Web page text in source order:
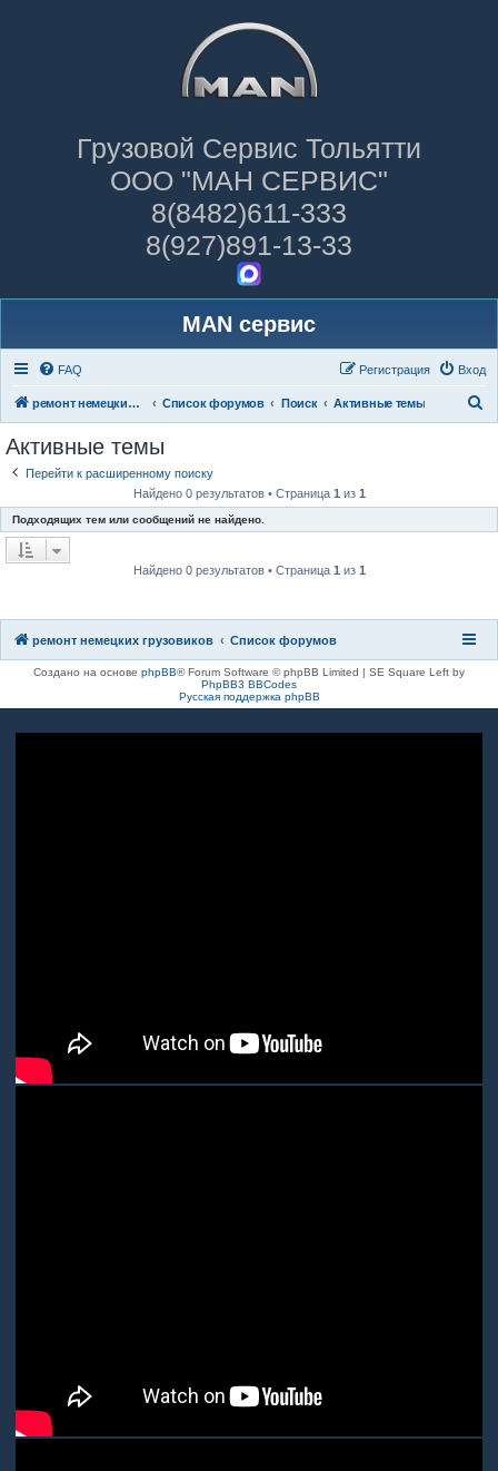
Грузовой Сервис Тольятти
ООО "МАН СЕРВИС"
8(8482)611-333
8(927)891-13-33
MAN сервис
FAQ Вход
Регистрация
ремонт немецких грузовиков Список форумов Поиск Активные темы
к
Активные темы
Перейти к расширенному поиску
Найдено 0 результатов • Страница 1 из 1
Подходящих тем или сообщений не найдено.
Найдено 0 результатов • Страница 1 из 1
ремонт немецких грузовиков Список форумов
Создано на основе phpBB® Forum Software © phpBB Limited | SE Square Left by
PhpBB3 BBCodes
Русская поддержка phpBB